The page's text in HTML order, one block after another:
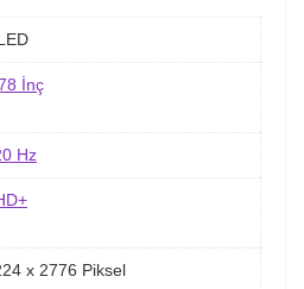
İnç
Hz
x 2776 Piksel